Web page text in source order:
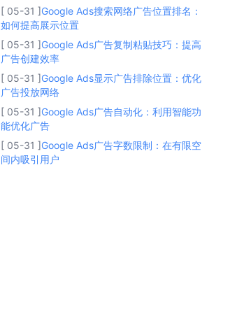
[ 05-31 ]Google Ads搜索网络广告位置排名：
如何提高展示位置
[ 05-31 ]Google Ads广告复制粘贴技巧：提高
广告创建效率
[ 05-31 ]Google Ads显示广告排除位置：优化
广告投放网络
[ 05-31 ]Google Ads广告自动化：利用智能功
能优化广告
[ 05-31 ]Google Ads广告字数限制：在有限空
间内吸引用户